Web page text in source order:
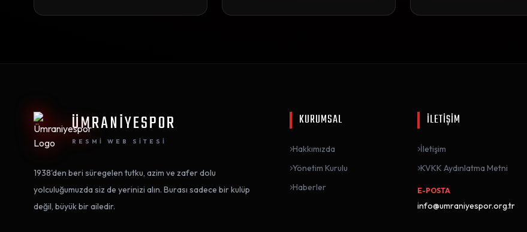
ÜMRANİYESPOR
RESMI WEB SITESI
1938'den beri süregelen tutku, azim ve zafer dolu
yolculuğumuzda siz de yerinizi alın. Burası sadece bir kulüp
değil, büyük bir ailedir.
KURUMSAL
Hakkımızda
Yönetim Kurulu
Haberler
İLETİŞİM
İletişim
KVKK Aydınlatma Metni
E-POSTA
info@umraniyespor.org.tr